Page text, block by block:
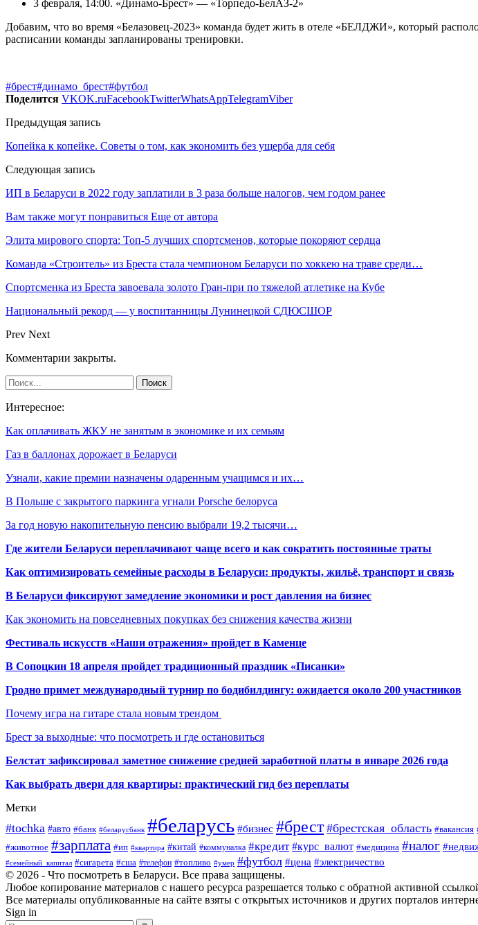
3 февраля, 14:00. «Динамо-Брест»‎ — «Торпедо-БелАЗ-2»‎
Добавим, что во время «Белазовец-2023»‎ команда будет жить в отеле «БЕЛДЖИ»‎, который
расписании команды запланированы тренировки.
#брест#динамо_брест#футбол
Поделится VKOK.ruFacebookTwitterWhatsAppTelegramViber
Предыдущая запись
Копейка к копейке. Советы о том, как экономить без ущерба для себя
Следующая запись
ИП в Беларуси в 2022 году заплатили в 3 раза больше налогов, чем годом ранее
Вам также могут понравиться Еще от автора
Элита мирового спорта: Топ-5 лучших спортсменов, которые покоряют сердца
Команда «Строитель» из Бреста стала чемпионом Беларуси по хоккею на траве среди…
Спортсменка из Бреста завоевала золото Гран-при по тяжелой атлетике на Кубе
Национальный рекорд — у воспитанницы Лунинецкой СДЮСШОР
Prev Next
Комментарии закрыты.
Интересное:
Как оплачивать ЖКУ не занятым в экономике и их семьям
Газ в баллонах дорожает в Беларуси
Узнали, какие премии назначены одаренным учащимся и их…
В Польше с закрытого паркинга угнали Porsche белоруса
За год новую накопительную пенсию выбрали 19,2 тысячи…
Где жители Беларуси переплачивают чаще всего и как сократить постоянные траты
Как оптимизировать семейные расходы в Беларуси: продукты, жильё, транспорт и связь
В Беларуси фиксируют замедление экономики и рост давления на бизнес
Как экономить на повседневных покупках без снижения качества жизни
Фестиваль искусств «Наши отражения» пройдет в Каменце
В Сопоцкин 18 апреля пройдет традиционный праздник «Писанки»
Гродно примет международный турнир по бодибилдингу: ожидается около 200 участников
Почему игра на гитаре стала новым трендом
Брест за выходные: что посмотреть и где остановиться
Белстат зафиксировал заметное снижение средней заработной платы в январе 2026 года
Как выбрать двери для квартиры: практический гид без переплаты
Метки
#tochka #авто #банк #беларусбанк #беларусь #бизнес #брест #брестская_область #вакансия
#животное #зарплата #ип #квартира #китай #коммуналка #кредит #курс_валют #медицина #налог
#семейный_капитал #сигарета #сша #телефон #топливо #умер #футбол #цена #электричество
© 2026 - Что посмотреть в Беларуси. Все права защищены.
Любое копирование материалов с нашего ресурса разрешается только с обратной активной
Все материалы опубликованные на сайте взяты с открытых источников и других порталов
Sign in